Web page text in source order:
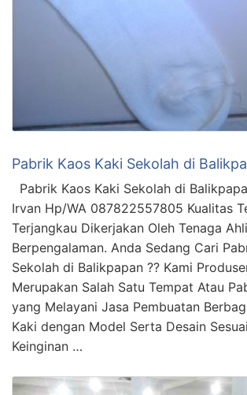
Pabrik Kaos Kaki Sekolah di
Pabrik Kaos Kaki Sekolah di
Irvan Hp/WA 087822557805 Kualitas
Terjangkau Dikerjakan Oleh Tenaga Ahli
Berpengalaman. Anda Sedang Cari
Sekolah di Balikpapan ?? Kami
Merupakan Salah Satu Tempat Atau
yang Melayani Jasa Pembuatan
Kaki dengan Model Serta Desain
Keinginan …